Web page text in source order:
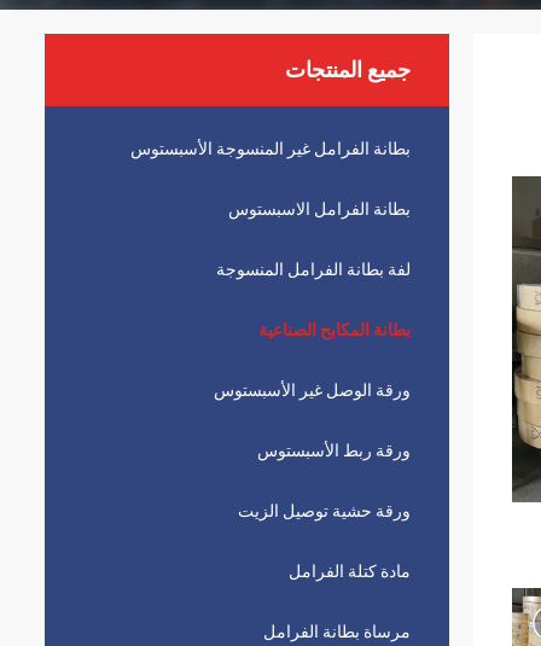
جميع المنتجات
بطانة الفرامل غير المنسوجة الأسبستوس
بطانة الفرامل الاسبستوس
لفة بطانة الفرامل المنسوجة
بطانة المكابح الصناعية
ورقة الوصل غير الأسبستوس
ورقة ربط الأسبستوس
ورقة حشية توصيل الزيت
مادة كتلة الفرامل
مرساة بطانة الفرامل